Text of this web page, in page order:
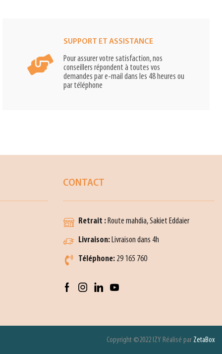
SUPPORT ET ASSISTANCE
Pour assurer votre satisfaction, nos
conseillers répondent à toutes vos
demandes par e-mail dans les 48 heures ou
par téléphone
CONTACT
Retrait : Route mahdia, Sakiet Eddaier
Livraison: Livraison dans 4h
Téléphone: 29 165 760
Copyright ©2022 IZY Réalisé par ZetaBox